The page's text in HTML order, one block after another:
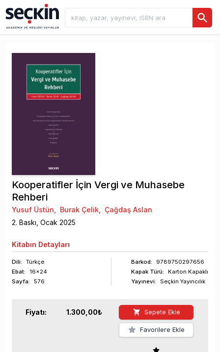
Kooperatifler İçin Vergi ve Muhasebe
Rehberi
Yusuf Üstün, Burak Çelik, Çağdaş Aslan
2. Baskı, Ocak 2025
Kitabın Detayları
Dili:
Türkçe
Ebat:
16x24
Sayfa: 576
Barkod:
9789750297656
Kapak Türü:
Karton Kapaklı
Yayınevi:
Seçkin Yayıncılık
Fiyatı: 1.300,00₺ Sepete Ekle
Favorilere Ekle